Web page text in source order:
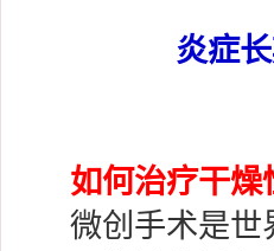
炎症
如何治疗干燥
微创手术是世